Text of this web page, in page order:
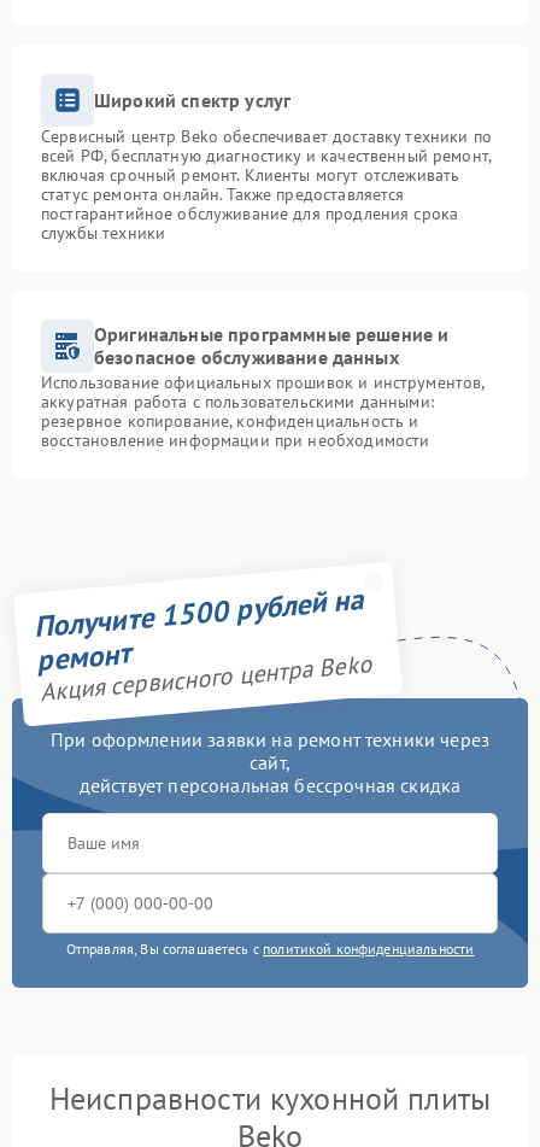
Широкий спектр услуг
Сервисный центр Beko обеспечивает доставку техники по
всей РФ, бесплатную диагностику и качественный ремонт,
включая срочный ремонт. Клиенты могут отслеживать
статус ремонта онлайн. Также предоставляется
постгарантийное обслуживание для продления срока
службы техники
Оригинальные программные решение и
безопасное обслуживание данных
Использование официальных прошивок и инструментов,
аккуратная работа с пользовательскими данными:
резервное копирование, конфиденциальность и
восстановление информации при необходимости
Получите 1500 рублей на
ремонт
Акция сервисного центра Beko
При оформлении заявки на ремонт техники через
сайт,
действует персональная бессрочная скидка
Отправляя, Вы соглашаетесь с политикой конфиденциальности
Неисправности кухонной плиты
Beko